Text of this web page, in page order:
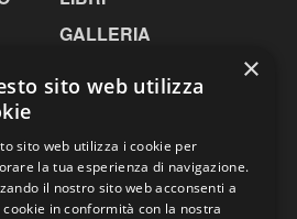
GALLERIA
×
sito web utilizza
sito web utilizza i cookie per
la tua esperienza di navigazione.
il nostro sito web acconsenti a
in conformità con la nostra